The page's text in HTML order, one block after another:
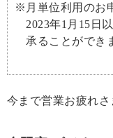
※月単位利用のお
2023年1月15日
承ることができ
今まで営業お疲れさ